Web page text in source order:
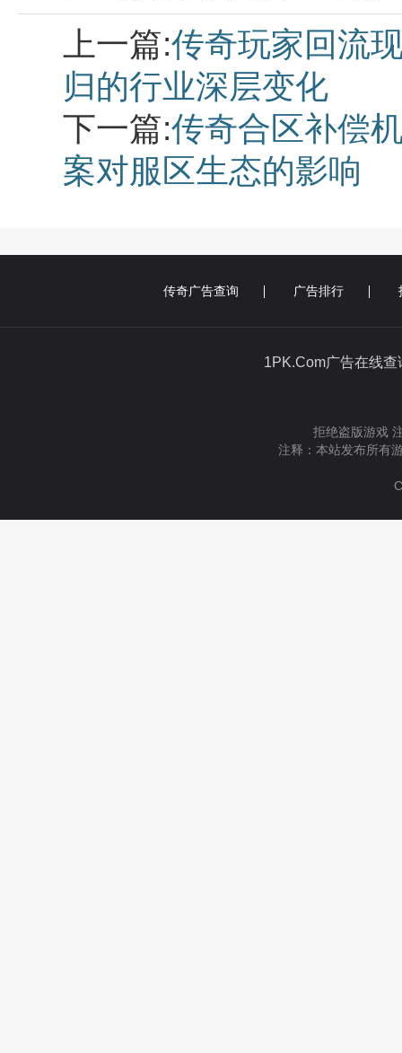
上一篇:传奇玩家回流
归的行业深层变化
下一篇:传奇合区补偿
案对服区生态的影响
传奇广告查询 广告排行
1PK.Com广告在
拒绝盗版游戏
注释：本站发布所有